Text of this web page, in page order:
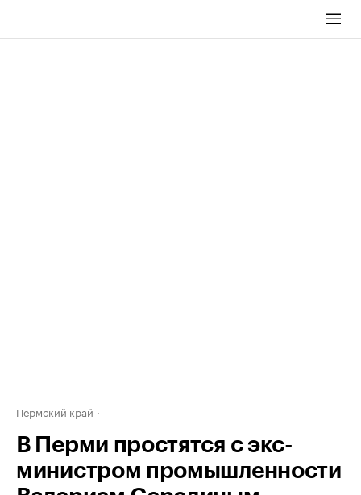
Пермский край
В Перми простятся с экс-
министром промышленности